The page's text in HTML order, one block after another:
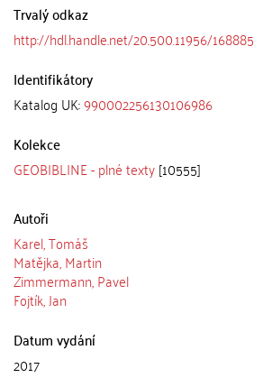
Trvalý odkaz
http://hdl.handle.net/20.500.11956/168885
Identifikátory
Katalog UK:990002256130106986
Kolekce
GEOBIBLINE - plné texty[10555]
Autoři
Karel, Tomáš
Matějka, Martin
Zimmermann, Pavel
Fojtík, Jan
Datum vydání
2017